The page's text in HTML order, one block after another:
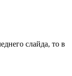
слайда, то в